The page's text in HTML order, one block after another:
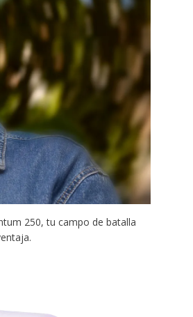
250, tu campo de batalla